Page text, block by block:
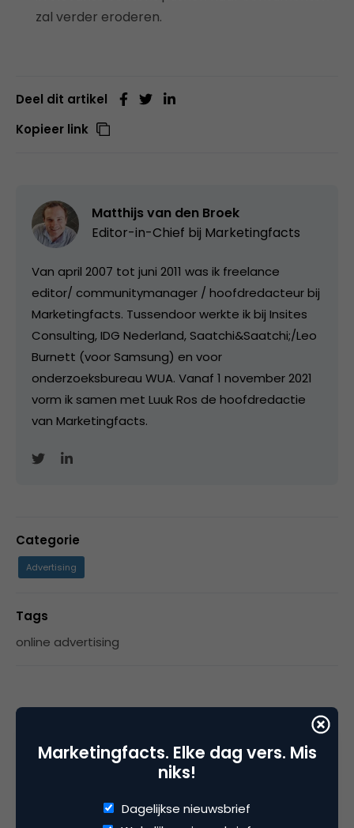
zal verder eroderen.
Deel dit artikel
Kopieer link
Matthijs van den Broek
Editor-in-Chief bij Marketingfacts
Van april 2007 tot juni 2011 was ik freelance
editor/ communitymanager / hoofdredacteur bij
Marketingfacts. Tussendoor werkte ik bij Insites
Consulting, IDG Nederland, Saatchi&Saatchi;/Leo
Burnett (voor Samsung) en voor
onderzoeksbureau WUA. Vanaf 1 november 2021
vorm ik samen met Luuk Ros de hoofdredactie
van Marketingfacts.
Categorie
Advertising
Tags
online advertising
Barry Adams
Marketingfacts. Elke dag vers. Mis
niks!
Dagelijkse nieuwsbrief